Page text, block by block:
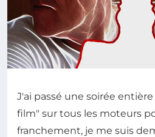
J'ai passé une soirée entière
film" sur tous les moteurs
franchement, je me suis